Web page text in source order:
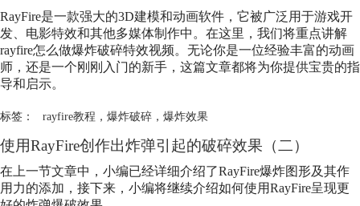
RayFire是一款强大的3D建模和动画软件，它被广泛用于游戏开
发、电影特效和其他多媒体制作中。在这里，我们将重点讲解
rayfire怎么做爆炸破碎特效视频。无论你是一位经验丰富的动画
师，还是一个刚刚入门的新手，这篇文章都将为你提供宝贵的指
导和启示。
标签： rayfire教程 ， 爆炸破碎， 爆炸效果
使用RayFire创作出炸弹引起的破碎效果（二）
在上一节文章中，小编已经详细介绍了RayFire爆炸图形及其作
用力的添加，接下来，小编将继续介绍如何使用RayFire呈现更